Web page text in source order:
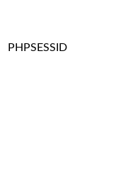
PHPSESSID